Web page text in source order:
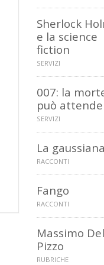
Sherlock
e la science
fiction
SERVIZI
007: la
può
SERVIZI
La
RACCONTI
Fango
RACCONTI
Massimo Del
Pizzo
RUBRICHE